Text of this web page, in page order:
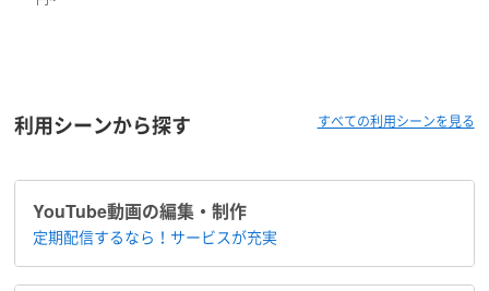
利用シーンから探す すべての利用シーンを見る
YouTube動画の編集・制作
定期配信するなら！​サービスが充実